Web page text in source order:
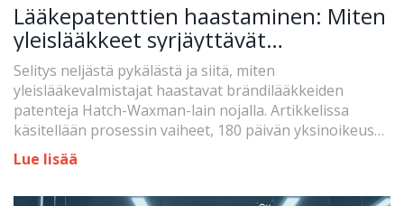
Lääkepatenttien haastaminen: Miten
yleislääkkeet syrjäyttävät
brändilääkkeet?
Selitys neljästä pykälästä ja siitä, miten
yleislääkevalmistajat haastavat brändilääkkeiden
patenteja Hatch-Waxman-lain nojalla. Artikkelissa
käsitellään prosessin vaiheet, 180 päivän yksinoikeus
sekä sen vaikutus lääkehintaan.
Lue lisää